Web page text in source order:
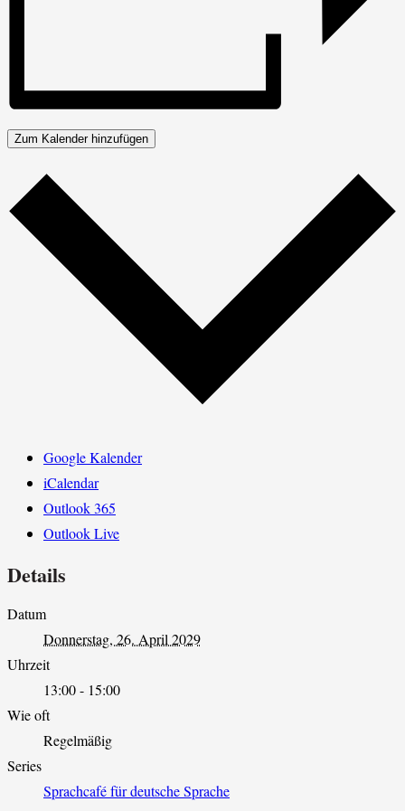
Zum Kalender hinzufügen
Google Kalender
iCalendar
Outlook 365
Outlook Live
Details
Datum
Donnerstag, 26. April 2029
Uhrzeit
13:00 - 15:00
Wie oft
Regelmäßig
Series
Sprachcafé für deutsche Sprache